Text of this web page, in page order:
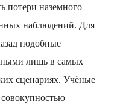
потери наземного
наблюдений. Для
подобные
лишь в самых
сценариях. Учёные